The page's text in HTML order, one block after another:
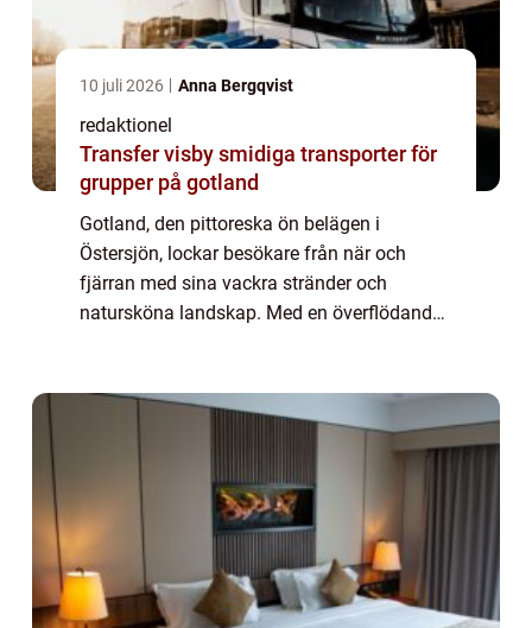
10 juli 2026 Anna Bergqvist
redaktionel
Transfer visby smidiga transporter för
grupper på gotland
Gotland, den pittoreska ön belägen i
Östersjön, lockar besökare från när och
fjärran med sina vackra stränder och
natursköna landskap. Med en överflödande
för alla...